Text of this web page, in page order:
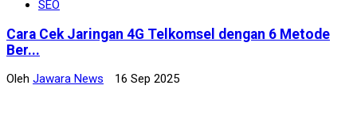
SEO
Cara Cek Jaringan 4G Telkomsel dengan 6 Metode
Ber...
Oleh Jawara News 16 Sep 2025